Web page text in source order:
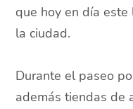
que hoy en día
la ciudad.
Durante el paseo
además tiendas de